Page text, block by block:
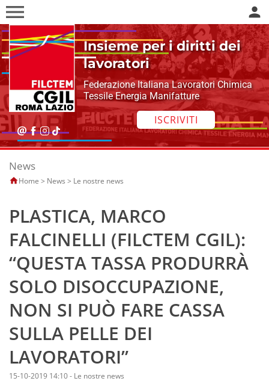
menu person
Insieme per i diritti dei
lavoratori
Federazione Italiana Lavoratori Chimica
Tessile Energia Manifatture
ISCRIVITI
News
Home > News > Le nostre news
PLASTICA, MARCO
FALCINELLI (FILCTEM CGIL):
“QUESTA TASSA PRODURRÀ
SOLO DISOCCUPAZIONE,
NON SI PUÒ FARE CASSA
SULLA PELLE DEI
LAVORATORI”
15-10-2019 14:10- Le nostre news